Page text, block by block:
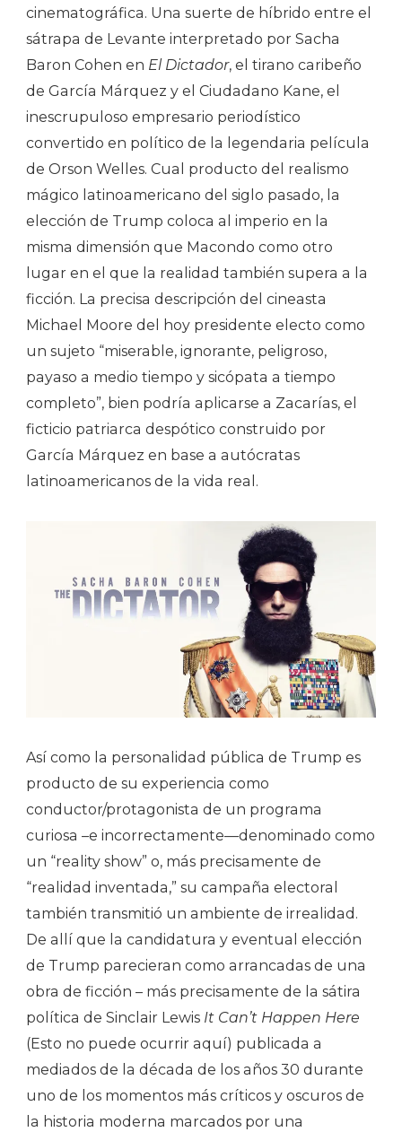
cinematográfica. Una suerte de híbrido entre el
sátrapa de Levante interpretado por Sacha
Baron Cohen en El Dictador, el tirano caribeño
de García Márquez y el Ciudadano Kane, el
inescrupuloso empresario periodístico
convertido en político de la legendaria película
de Orson Welles. Cual producto del realismo
mágico latinoamericano del siglo pasado, la
elección de Trump coloca al imperio en la
misma dimensión que Macondo como otro
lugar en el que la realidad también supera a la
ficción. La precisa descripción del cineasta
Michael Moore del hoy presidente electo como
un sujeto “miserable, ignorante, peligroso,
payaso a medio tiempo y sicópata a tiempo
completo”, bien podría aplicarse a Zacarías, el
ficticio patriarca despótico construido por
García Márquez en base a autócratas
latinoamericanos de la vida real.
Así como la personalidad pública de Trump es
producto de su experiencia como
conductor/protagonista de un programa
curiosa –e incorrectamente—denominado como
un “reality show” o, más precisamente de
“realidad inventada,” su campaña electoral
también transmitió un ambiente de irrealidad.
De allí que la candidatura y eventual elección
de Trump parecieran como arrancadas de una
obra de ficción – más precisamente de la sátira
política de Sinclair Lewis It Can’t Happen Here
(Esto no puede ocurrir aquí) publicada a
mediados de la década de los años 30 durante
uno de los momentos más críticos y oscuros de
la historia moderna marcados por una